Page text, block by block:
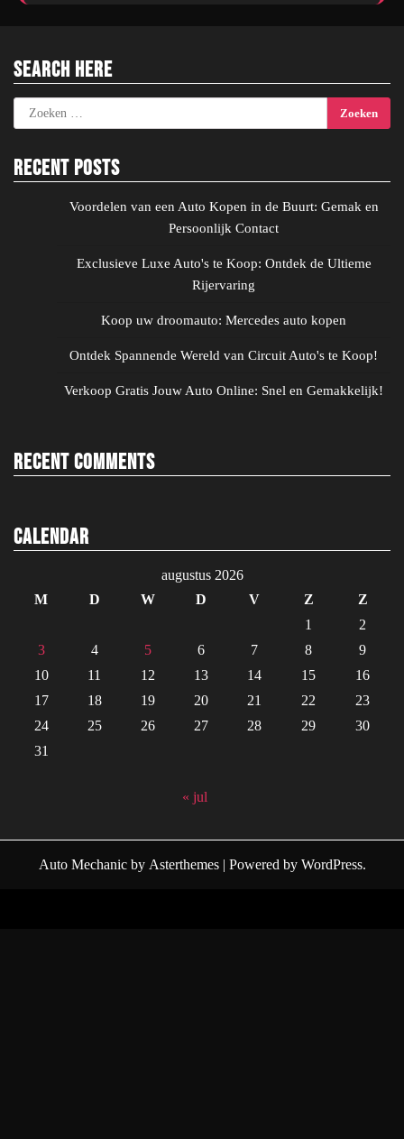
Search Here
Zoeken
naar:
Recent Posts
Voordelen van een Auto Kopen in de Buurt: Gemak en
Persoonlijk Contact
Exclusieve Luxe Auto's te Koop: Ontdek de Ultieme
Rijervaring
Koop uw droomauto: Mercedes auto kopen
Ontdek Spannende Wereld van Circuit Auto's te Koop!
Verkoop Gratis Jouw Auto Online: Snel en Gemakkelijk!
Recent Comments
Calendar
augustus 2026
M
D W D V Z
Z
1
2
3
4 5 6 7 8
9
10
11 12 13 14 15
16
17
18 19 20 21 22
23
24
25 26 27 28 29
30
31
« jul
Auto Mechanicby Asterthemes| Powered by WordPress.